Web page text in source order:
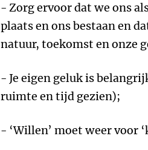
- Zorg ervoor dat we ons
plaats en ons bestaan en
natuur, toekomst en onze
- Je eigen geluk is
ruimte en tijd gezien);
- ‘Willen’ moet weer voor